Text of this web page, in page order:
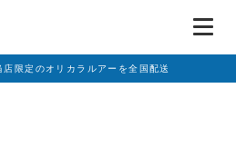
限定のオリカラルアーを全国配送